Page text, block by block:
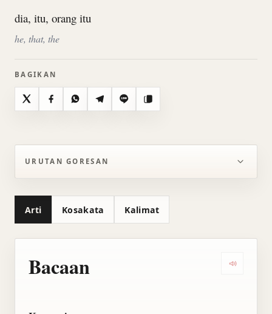
dia, itu, orang itu
he, that, the
BAGIKAN
X FacebookWhatsAppTelegramLine Salin
URUTAN GORESAN
Arti Kosakata Kalimat
Bacaan